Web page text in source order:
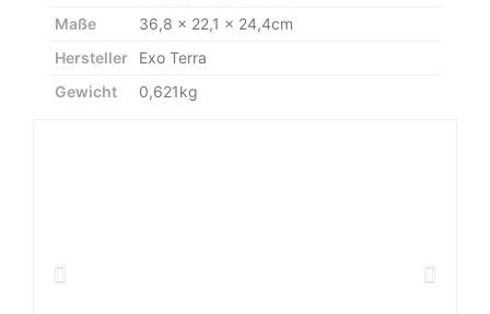
Maße
36,8 x 22,1 x 24,4cm
Hersteller
Exo Terra
Gewicht
0,621kg